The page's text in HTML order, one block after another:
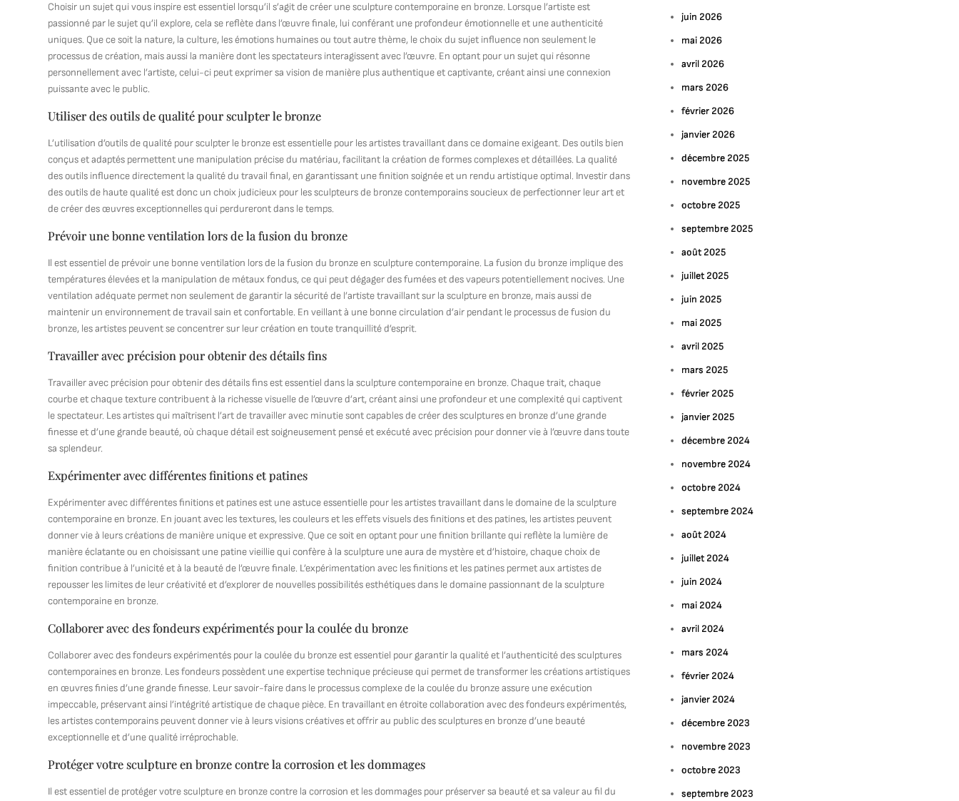
Choisir un sujet qui vous inspire est essentiel lorsqu’il s’agit de créer une sculpture contemporaine en bronze. Lorsque l’artiste est
passionné par le sujet qu’il explore, cela se reflète dans l’œuvre finale, lui conférant une profondeur émotionnelle et une authenticité
uniques. Que ce soit la nature, la culture, les émotions humaines ou tout autre thème, le choix du sujet influence non seulement le
processus de création, mais aussi la manière dont les spectateurs interagissent avec l’œuvre. En optant pour un sujet qui résonne
personnellement avec l’artiste, celui-ci peut exprimer sa vision de manière plus authentique et captivante, créant ainsi une connexion
puissante avec le public.
Utiliser des outils de qualité pour sculpter le bronze
L’utilisation d’outils de qualité pour sculpter le bronze est essentielle pour les artistes travaillant dans ce domaine exigeant. Des outils bien
conçus et adaptés permettent une manipulation précise du matériau, facilitant la création de formes complexes et détaillées. La qualité
des outils influence directement la qualité du travail final, en garantissant une finition soignée et un rendu artistique optimal. Investir dans
des outils de haute qualité est donc un choix judicieux pour les sculpteurs de bronze contemporains soucieux de perfectionner leur art et
de créer des œuvres exceptionnelles qui perdureront dans le temps.
Prévoir une bonne ventilation lors de la fusion du bronze
Il est essentiel de prévoir une bonne ventilation lors de la fusion du bronze en sculpture contemporaine. La fusion du bronze implique des
températures élevées et la manipulation de métaux fondus, ce qui peut dégager des fumées et des vapeurs potentiellement nocives. Une
ventilation adéquate permet non seulement de garantir la sécurité de l’artiste travaillant sur la sculpture en bronze, mais aussi de
maintenir un environnement de travail sain et confortable. En veillant à une bonne circulation d’air pendant le processus de fusion du
bronze, les artistes peuvent se concentrer sur leur création en toute tranquillité d’esprit.
Travailler avec précision pour obtenir des détails fins
Travailler avec précision pour obtenir des détails fins est essentiel dans la sculpture contemporaine en bronze. Chaque trait, chaque
courbe et chaque texture contribuent à la richesse visuelle de l’œuvre d’art, créant ainsi une profondeur et une complexité qui captivent
le spectateur. Les artistes qui maîtrisent l’art de travailler avec minutie sont capables de créer des sculptures en bronze d’une grande
finesse et d’une grande beauté, où chaque détail est soigneusement pensé et exécuté avec précision pour donner vie à l’œuvre dans toute
sa splendeur.
Expérimenter avec différentes finitions et patines
Expérimenter avec différentes finitions et patines est une astuce essentielle pour les artistes travaillant dans le domaine de la sculpture
contemporaine en bronze. En jouant avec les textures, les couleurs et les effets visuels des finitions et des patines, les artistes peuvent
donner vie à leurs créations de manière unique et expressive. Que ce soit en optant pour une finition brillante qui reflète la lumière de
manière éclatante ou en choisissant une patine vieillie qui confère à la sculpture une aura de mystère et d’histoire, chaque choix de
finition contribue à l’unicité et à la beauté de l’œuvre finale. L’expérimentation avec les finitions et les patines permet aux artistes de
repousser les limites de leur créativité et d’explorer de nouvelles possibilités esthétiques dans le domaine passionnant de la sculpture
contemporaine en bronze.
Collaborer avec des fondeurs expérimentés pour la coulée du bronze
Collaborer avec des fondeurs expérimentés pour la coulée du bronze est essentiel pour garantir la qualité et l’authenticité des sculptures
contemporaines en bronze. Les fondeurs possèdent une expertise technique précieuse qui permet de transformer les créations artistiques
en œuvres finies d’une grande finesse. Leur savoir-faire dans le processus complexe de la coulée du bronze assure une exécution
impeccable, préservant ainsi l’intégrité artistique de chaque pièce. En travaillant en étroite collaboration avec des fondeurs expérimentés,
les artistes contemporains peuvent donner vie à leurs visions créatives et offrir au public des sculptures en bronze d’une beauté
exceptionnelle et d’une qualité irréprochable.
Protéger votre sculpture en bronze contre la corrosion et les dommages
Il est essentiel de protéger votre sculpture en bronze contre la corrosion et les dommages pour préserver sa beauté et sa valeur au fil du
juin 2026
mai 2026
avril 2026
mars 2026
février 2026
janvier 2026
décembre 2025
novembre 2025
octobre 2025
septembre 2025
août 2025
juillet 2025
juin 2025
mai 2025
avril 2025
mars 2025
février 2025
janvier 2025
décembre 2024
novembre 2024
octobre 2024
septembre 2024
août 2024
juillet 2024
juin 2024
mai 2024
avril 2024
mars 2024
février 2024
janvier 2024
décembre 2023
novembre 2023
octobre 2023
septembre 2023